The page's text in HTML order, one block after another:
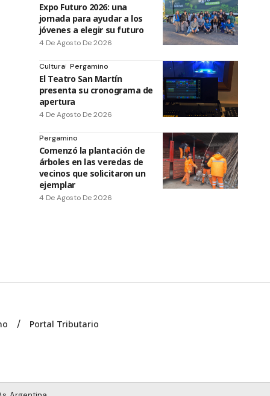
Expo Futuro 2026: una
jornada para ayudar a los
jóvenes a elegir su futuro
4 De Agosto De 2026
Cultura Pergamino
El Teatro San Martín
presenta su cronograma de
apertura
4 De Agosto De 2026
Pergamino
Comenzó la plantación de
árboles en las veredas de
vecinos que solicitaron un
ejemplar
4 De Agosto De 2026
Portal Tributario